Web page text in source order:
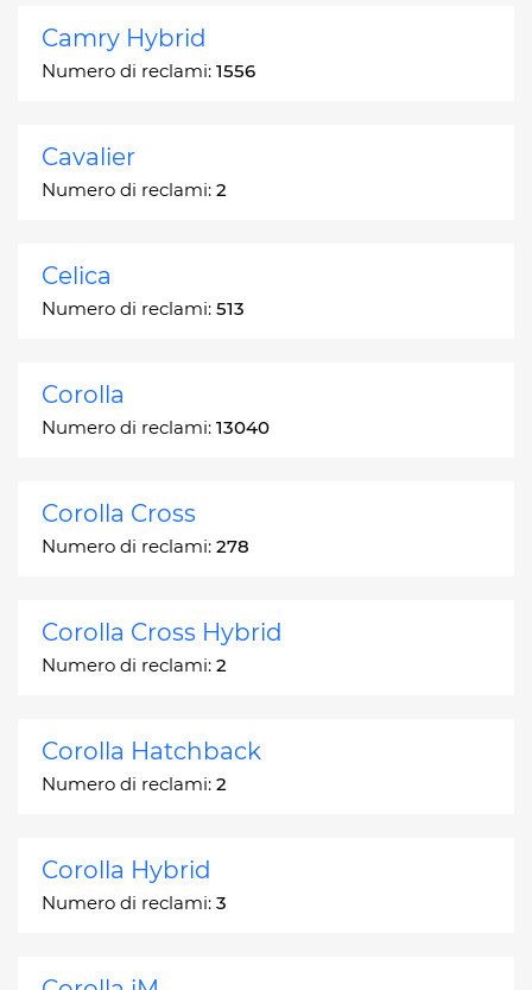
Camry Hybrid
Numero di reclami: 1556
Cavalier
Numero di reclami: 2
Celica
Numero di reclami: 513
Corolla
Numero di reclami: 13040
Corolla Cross
Numero di reclami: 278
Corolla Cross Hybrid
Numero di reclami: 2
Corolla Hatchback
Numero di reclami: 2
Corolla Hybrid
Numero di reclami: 3